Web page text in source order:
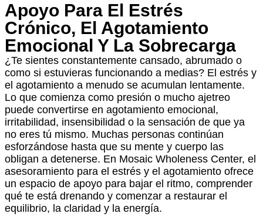
Apoyo Para El Estrés
Crónico, El Agotamiento
Emocional Y La Sobrecarga
¿Te sientes constantemente cansado, abrumado o
como si estuvieras funcionando a medias? El estrés y
el agotamiento a menudo se acumulan lentamente.
Lo que comienza como presión o mucho ajetreo
puede convertirse en agotamiento emocional,
irritabilidad, insensibilidad o la sensación de que ya
no eres tú mismo. Muchas personas continúan
esforzándose hasta que su mente y cuerpo las
obligan a detenerse. En Mosaic Wholeness Center, el
asesoramiento para el estrés y el agotamiento ofrece
un espacio de apoyo para bajar el ritmo, comprender
qué te está drenando y comenzar a restaurar el
equilibrio, la claridad y la energía.